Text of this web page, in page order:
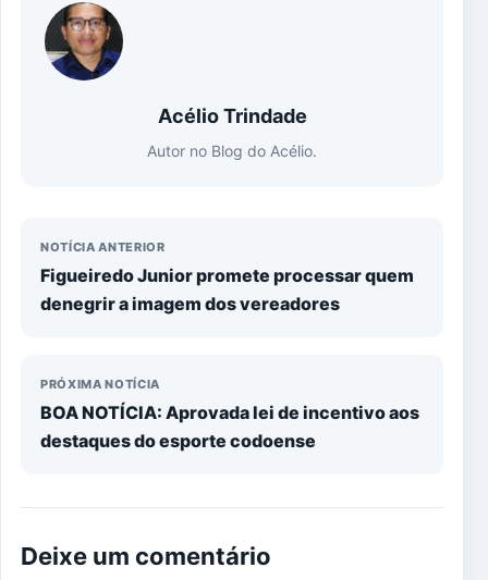
Acélio Trindade
Autor no Blog do Acélio.
NOTÍCIA ANTERIOR
Figueiredo Junior promete processar quem
denegrir a imagem dos vereadores
PRÓXIMA NOTÍCIA
BOA NOTÍCIA: Aprovada lei de incentivo aos
destaques do esporte codoense
Deixe um comentário